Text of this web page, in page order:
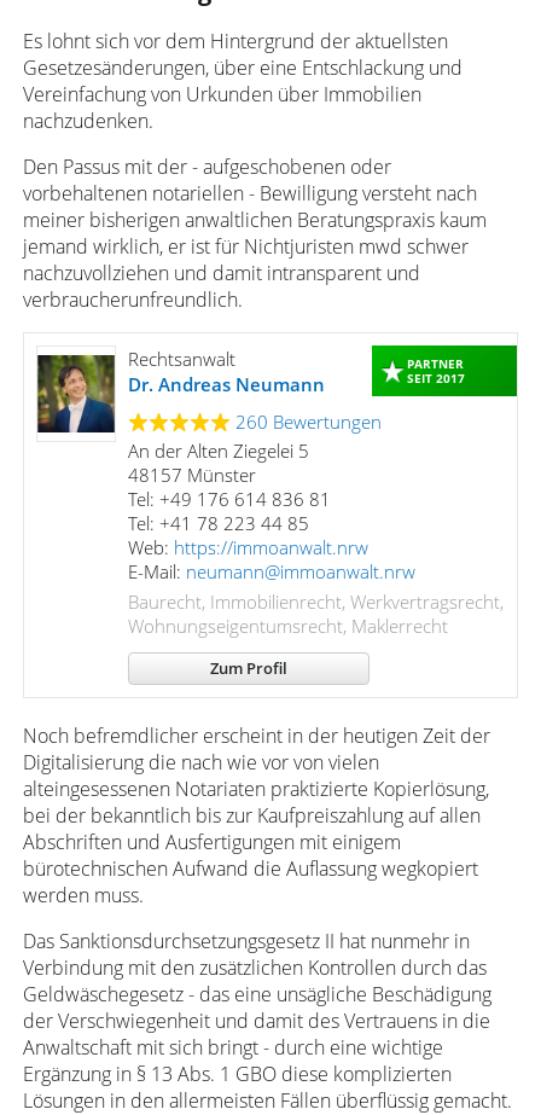
Es lohnt sich vor dem Hintergrund der aktuellsten
Gesetzesänderungen, über eine Entschlackung und
Vereinfachung von Urkunden über Immobilien
nachzudenken.
Den Passus mit der - aufgeschobenen oder
vorbehaltenen notariellen - Bewilligung versteht nach
meiner bisherigen anwaltlichen Beratungspraxis kaum
jemand wirklich, er ist für Nichtjuristen mwd schwer
nachzuvollziehen und damit intransparent und
verbraucherunfreundlich.
PARTNER
SEIT 2017
Rechtsanwalt
Dr. Andreas Neumann
260 Bewertungen
An der Alten Ziegelei 5
48157 Münster
Tel: +49 176 614 836 81
Tel: +41 78 223 44 85
Web: https://immoanwalt.nrw
E-Mail: neumann@immoanwalt.nrw
Baurecht, Immobilienrecht, Werkvertragsrecht,
Wohnungseigentumsrecht, Maklerrecht
Zum Profil
Noch befremdlicher erscheint in der heutigen Zeit der
Digitalisierung die nach wie vor von vielen
alteingesessenen Notariaten praktizierte Kopierlösung,
bei der bekanntlich bis zur Kaufpreiszahlung auf allen
Abschriften und Ausfertigungen mit einigem
bürotechnischen Aufwand die Auflassung wegkopiert
werden muss.
Das Sanktionsdurchsetzungsgesetz II hat nunmehr in
Verbindung mit den zusätzlichen Kontrollen durch das
Geldwäschegesetz - das eine unsägliche Beschädigung
der Verschwiegenheit und damit des Vertrauens in die
Anwaltschaft mit sich bringt - durch eine wichtige
Ergänzung in § 13 Abs. 1 GBO diese komplizierten
Lösungen in den allermeisten Fällen überflüssig gemacht.